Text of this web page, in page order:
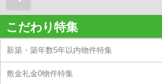
こだわり特集
新築・築年数5年以内物件特集
敷金礼金0物件特集